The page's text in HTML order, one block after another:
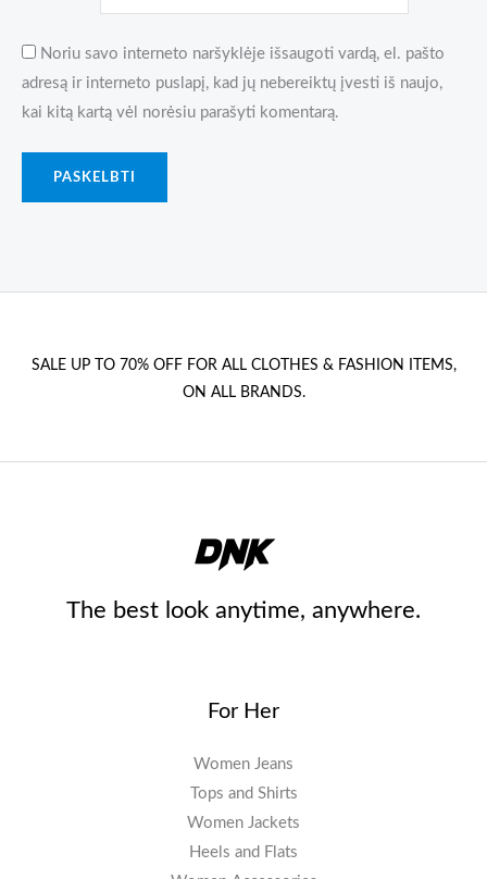
Noriu savo interneto naršyklėje išsaugoti vardą, el. pašto
adresą ir interneto puslapį, kad jų nebereiktų įvesti iš naujo,
kai kitą kartą vėl norėsiu parašyti komentarą.
SALE UP TO 70% OFF FOR ALL CLOTHES & FASHION ITEMS,
ON ALL BRANDS.
The best look anytime, anywhere.
For Her
Women Jeans
Tops and Shirts
Women Jackets
Heels and Flats